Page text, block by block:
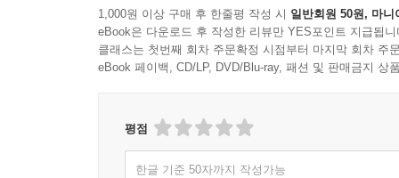
1,000원 이상 구매 후 한줄평 작성 시 일반회원 50원, 마니
eBook은 다운로드 후 작성한 리뷰만 YES포인트 지급됩니
클래스는 첫번째 회차 주문확정 시점부터 마지막 회차 주
eBook 페이백, CD/LP, DVD/Blu-ray, 패션 및 판매금지 상
평점
한글 기준 50자까지 작성가능